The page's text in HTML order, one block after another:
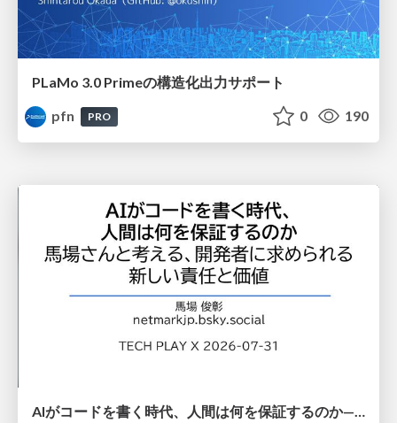
PLaMo 3.0 Primeの構造化出力サポート
pfn
PRO 0 190
AIがコードを書く時代、人間は何を保証するのか———馬場さんと考える、開発者に求められる新しい責任と価値 - TECH PLAY